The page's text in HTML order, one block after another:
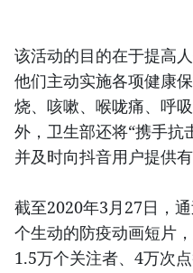
该活动的目的在于提高
他们主动实施各项健康
烧、咳嗽、喉咙痛、呼
外，卫生部还将“携手抗
并及时向抖音用户提供
截至2020年3月27日，
个生动的防疫动画短片
1.5万个关注者、4万次